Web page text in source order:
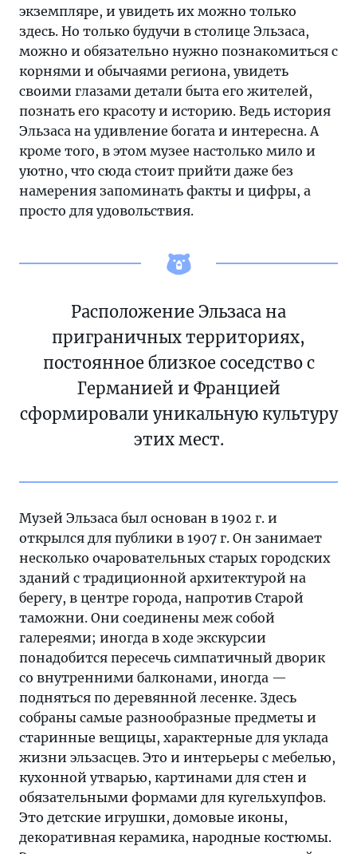
экземпляре, и увидеть их можно только
здесь. Но только будучи в столице Эльзаса,
можно и обязательно нужно познакомиться с
корнями и обычаями региона, увидеть
своими глазами детали быта его жителей,
познать его красоту и историю. Ведь история
Эльзаса на удивление богата и интересна. А
кроме того, в этом музее настолько мило и
уютно, что сюда стоит прийти даже без
намерения запоминать факты и цифры, а
просто для удовольствия.
Расположение Эльзаса на
приграничных территориях,
постоянное близкое соседство с
Германией и Францией
сформировали уникальную культуру
этих мест.
Музей Эльзаса был основан в 1902 г. и
открылся для публики в 1907 г. Он занимает
несколько очаровательных старых городских
зданий с традиционной архитектурой на
берегу, в центре города, напротив Старой
таможни. Они соединены меж собой
галереями; иногда в ходе экскурсии
понадобится пересечь симпатичный дворик
со внутренними балконами, иногда —
подняться по деревянной лесенке. Здесь
собраны самые разнообразные предметы и
старинные вещицы, характерные для уклада
жизни эльзасцев. Это и интерьеры с мебелью,
кухонной утварью, картинами для стен и
обязательными формами для кугельхупфов.
Это детские игрушки, домовые иконы,
декоративная керамика, народные костюмы.